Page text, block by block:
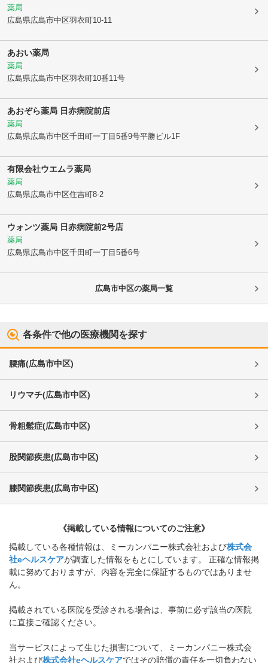
薬局
広島県広島市中区羽衣町10-11
あおい薬局
薬局
広島県広島市中区羽衣町10番11号
あおぞら薬局 日赤病院前店
薬局
広島県広島市中区千田町一丁目5番9号平勝ビル1F
有限会社ウエムラ薬局
薬局
広島県広島市中区住吉町8-2
ウォンツ薬局 日赤病院前2号店
薬局
広島県広島市中区千田町一丁目5番6号
広島市中区の薬局一覧
各条件で他の医療機関を探す
腰痛(広島市中区)
リウマチ(広島市中区)
骨粗鬆症(広島市中区)
股関節疾患(広島市中区)
膝関節疾患(広島市中区)
《掲載している情報についてのご注意》
掲載している各種情報は、ミーカンパニー株式会社および株式会
社eヘルスケアが調査した情報をもとにしています。 正確な情報掲
載に努めておりますが、内容を完全に保証するものではありませ
ん。
掲載されている医院を受診される場合は、事前に必ず該当の医院
に直接ご確認ください。
当サービスによって生じた損害について、ミーカンパニー株式会
社および株式会社eヘルスケアではその賠償の責任を一切負わない